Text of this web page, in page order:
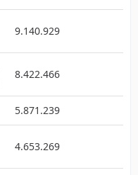
9.140.929
8.422.466
5.871.239
4.653.269